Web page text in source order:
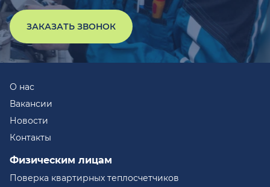
ЗАКАЗАТЬ ЗВОНОК
О нас
Вакансии
Новости
Контакты
Физическим лицам
Поверка квартирных теплосчетчиков